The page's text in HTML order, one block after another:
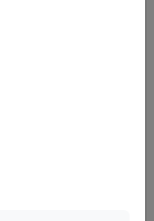
축
시 서버를 구축할